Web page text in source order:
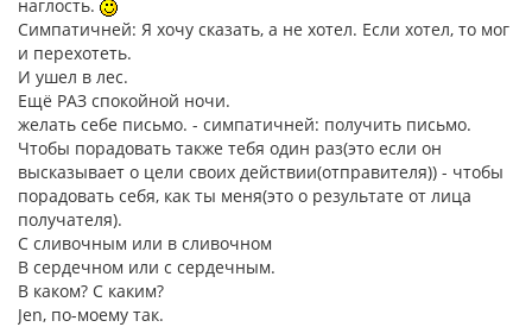
наглость.
Симпатичней: Я хочу сказать, а не хотел. Если хотел, то мог
и перехотеть.
И ушел в лес.
Ещё РАЗ спокойной ночи.
желать себе письмо. - симпатичней: получить письмо.
Чтобы порадовать также тебя один раз(это если он
высказывает о цели своих действии(отправителя)) - чтобы
порадовать себя, как ты меня(это о результате от лица
получателя).
С сливочным или в сливочном
В сердечном или с сердечным.
В каком? С каким?
Jen, по-моему так.